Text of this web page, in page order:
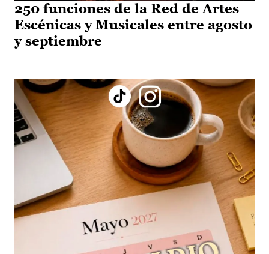
250 funciones de la Red de Artes
Escénicas y Musicales entre agosto
y septiembre